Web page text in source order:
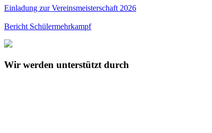
Einladung zur Vereinsmeisterschaft 2026
Bericht Schülermehrkampf
Wir werden unterstützt durch